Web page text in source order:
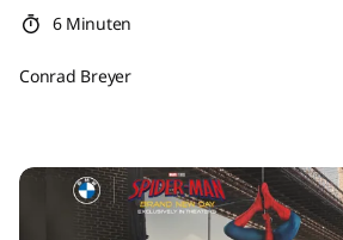
6 Minuten
Conrad Breyer